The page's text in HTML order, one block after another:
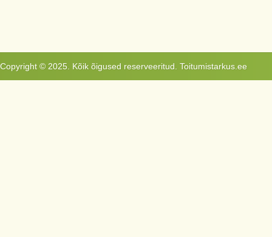
Copyright © 2025. Kõik õigused reserveeritud. Toitumistarkus.ee